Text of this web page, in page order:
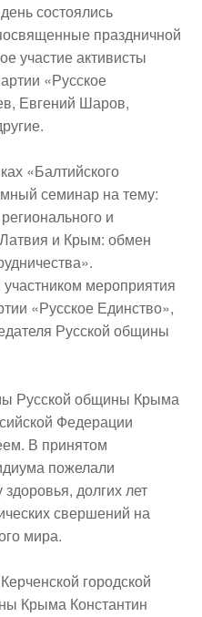
состоялись
праздничной
участие активисты
«Русское
, Евгений Шаров,
«Балтийского
семинар на тему:
и
и Крым: обмен
.
мероприятия
«Русское Единство»,
Русской общины
Русской общины Крыма
Федерации
В принятом
пожелали
долгих лет
свершений на
мира.
Керченской городской
Крыма Константин